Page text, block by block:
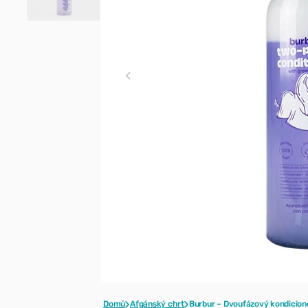
styling
Domů Afgánský chrt Burbur – Dvoufázový